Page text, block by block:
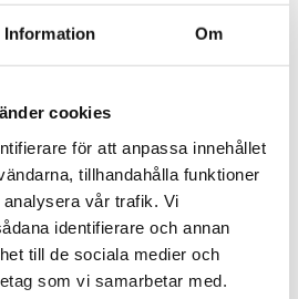
Information Om
cookies
för att anpassa innehållet
tillhandahålla funktioner
vår trafik. Vi
identifierare och annan
till de sociala medier och
som vi samarbetar med.
Hus arbetar
av området och ge plats
och studentliv
på runt 5.5 miljarder
Hus största projekt
pågår